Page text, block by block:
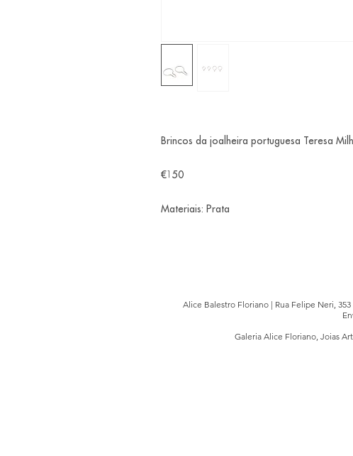
Brincos da joalheira portuguesa Teresa
€150
Materiais: Prata
Alice Balestro Floriano | Rua Felipe Neri,
Galeria Alice Floriano, Joias